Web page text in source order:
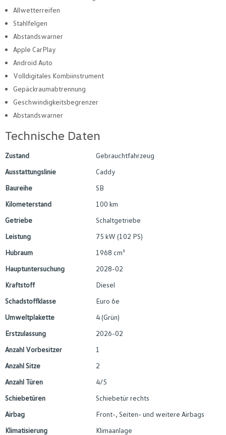
Allwetterreifen
Stahlfelgen
Abstandswarner
Apple CarPlay
Android Auto
Volldigitales Kombiinstrument
Gepäckraumabtrennung
Geschwindigkeitsbegrenzer
Abstandswarner
Technische Daten
Zustand
Gebrauchtfahrzeug
Ausstattungslinie
Caddy
Baureihe
SB
Kilometerstand
100 km
Getriebe
Schaltgetriebe
Leistung
75 kW (102 PS)
Hubraum
1968 cm³
Hauptuntersuchung
2028-02
Kraftstoff
Diesel
Schadstoffklasse
Euro 6e
Umweltplakette
4 (Grün)
Erstzulassung
2026-02
Anzahl Vorbesitzer
1
Anzahl Sitze
2
Anzahl Türen
4/5
Schiebetüren
Schiebetür rechts
Airbag
Front-, Seiten- und weitere Airbags
Klimatisierung
Klimaanlage